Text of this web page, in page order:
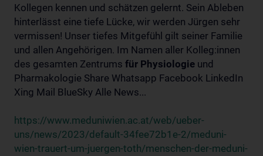
Kollegen kennen und schätzen gelernt. Sein Ableben
hinterlässt eine tiefe Lücke, wir werden Jürgen sehr
vermissen! Unser tiefes Mitgefühl gilt seiner Familie
und allen Angehörigen. Im Namen aller Kolleg:innen
des gesamten Zentrums für Physiologie und
Pharmakologie Share Whatsapp Facebook LinkedIn
Xing Mail BlueSky Alle News...
https://www.meduniwien.ac.at/web/ueber-
uns/news/2023/default-34fee72b1e-2/meduni-
wien-trauert-um-juergen-toth/menschen-der-meduni-